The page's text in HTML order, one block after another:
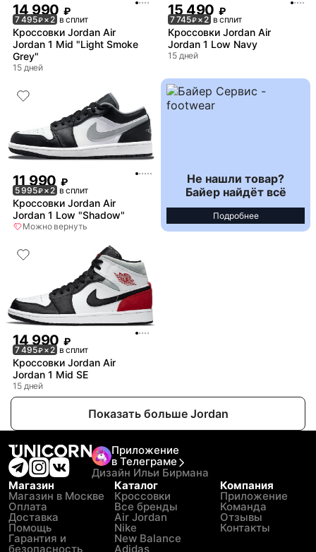
14 990 ₽
7 495₽× 2 в сплит
Кроссовки Jordan Air
Jordan 1 Mid "Light Smoke
Grey"
15 дней
15 490 ₽
7 745₽× 2 в сплит
Кроссовки Jordan Air
Jordan 1 Low Navy
15 дней
11 990 ₽
5 995₽× 2 в сплит
Кроссовки Jordan Air
Jordan 1 Low "Shadow"
Можно вернуть
Не нашли товар?
Байер найдёт всё
Подробнее
14 990 ₽
7 495₽× 2 в сплит
Кроссовки Jordan Air
Jordan 1 Mid SE
15 дней
Показать больше Jordan
Приложение
в Телеграме
Дизайн Ильи Бирмана
Магазин
Магазин в Москве
Оплата
Доставка
Помощь
Гарантия и
безопасность
Каталог
Кроссовки
Все бренды
Air Jordan
Nike
New Balance
Adidas
Компания
Приложение
Команда
Отзывы
Контакты